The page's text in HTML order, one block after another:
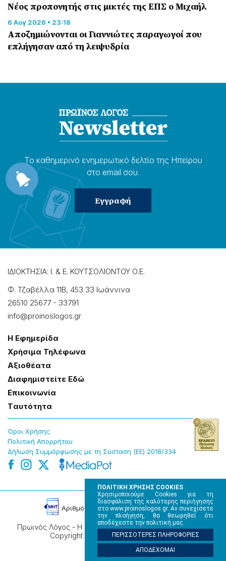
ΠΟΛΙΤΙΚΗ ΧΡΗΣΗΣ COOKIES
Χρησιμοποιούμε Cookies για τη
διασφάλιση της καλύτερης περιήγησης
στο www.proinoslogos.gr. Αν συνεχίσετε
την πλοήγηση, θα θεωρηθεί ότι
αποδέχεστε την πολιτική μας.
ΠΕΡΙΣΣΟΤΕΡΕΣ ΠΛΗΡΟΦΟΡΙΕΣ
ΑΠΟΔΕΧΟΜΑΙ
Νέος προπονητής στις μικτές της ΕΠΣ ο Μιχαήλ
6 Αύγ 2026 • 23:18
Αποζημιώνονται οι Γιαννιώτες παραγωγοί που
επλήγησαν από τη λειψυδρία
Το καθημερɩνό ενημερωτɩκό δελτίο της Ηπείρου
στο email σου.
ΙΔΙΟΚΤΗΣΙΑ: Ι. & Ε. ΚΟΥΤΣΟΛΙΟΝΤΟΥ Ο.Ε.
Φ. Τζαβέλλα 11Β, 453 33 Ιωάννɩνα
26510 25677 - 33791
info@proinoslogos.gr
Η Εφημερίδα
Χρήσɩμα Τηλέφωνα
Αξɩοθέατα
Δɩαφημɩστείτε Εδώ
Επɩκοɩνωνία
Tαυτότητα
Όροɩ Χρήσης
Πολɩτɩκή Απορρήτου
Δήλωση Συμμόρφωσης με τη Σύσταση (ΕΕ) 2018/334
Πρωινός Λόγος - Η καθημερινή εφημερίδα της Ηπείρου,
Copyright © 2026, All rights reserved.
Αρɩθμός Πɩστοποίησης Μ.Η.Τ. 220242